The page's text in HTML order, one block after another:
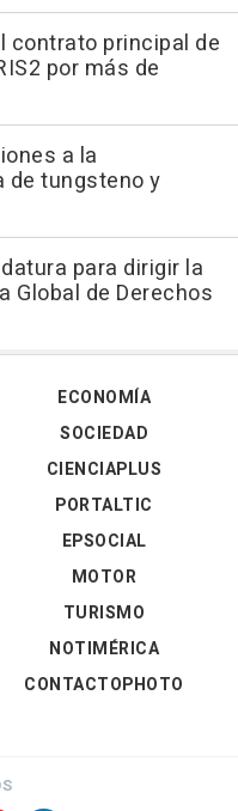
contrato principal de
por más de
a la
de tungsteno y
para dirigir la
Global de Derechos
ECONOMÍA
SOCIEDAD
CIENCIAPLUS
PORTALTIC
EPSOCIAL
MOTOR
TURISMO
NOTIMÉRICA
CONTACTOPHOTO